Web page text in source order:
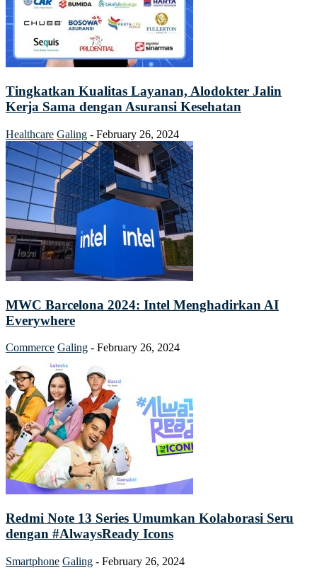
Tingkatkan Kualitas Layanan, Alodokter Jalin
Kerja Sama dengan Asuransi Kesehatan
Healthcare Galing - February 26, 2024
MWC Barcelona 2024: Intel Menghadirkan AI
Everywhere
Commerce Galing - February 26, 2024
Redmi Note 13 Series Umumkan Kolaborasi Seru
dengan #AlwaysReady Icons
Smartphone Galing - February 26, 2024